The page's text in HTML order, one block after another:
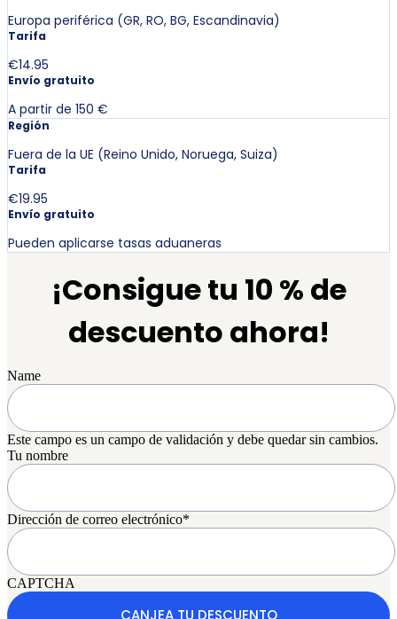
Europa periférica (GR, RO, BG, Escandinavia)
Tarifa
€14.95
Envío gratuito
A partir de 150 €
Región
Fuera de la UE (Reino Unido, Noruega, Suiza)
Tarifa
€19.95
Envío gratuito
Pueden aplicarse tasas aduaneras
¡Consigue tu 10 % de
descuento ahora!
Name
Este campo es un campo de validación y debe quedar sin cambios.
Tu nombre
Dirección de correo electrónico*
CAPTCHA